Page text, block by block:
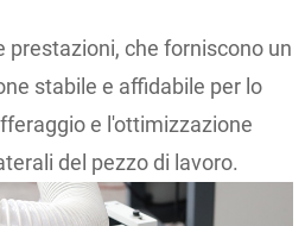
prestazioni, che forniscono un
stabile e affidabile per lo
e l'ottimizzazione
del pezzo di lavoro.